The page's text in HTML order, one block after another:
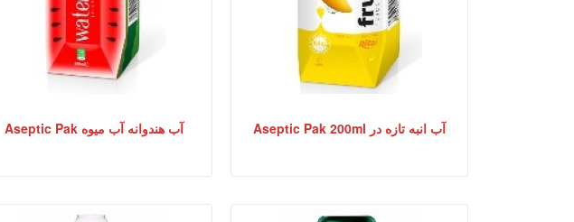
آب هندوانه آب میوه Aseptic Pak آب انبه تازه در Aseptic Pak 200ml